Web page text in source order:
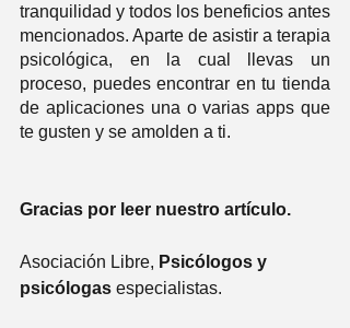
tranquilidad y todos los beneficios antes
mencionados. Aparte de asistir a terapia
psicológica, en la cual llevas un
proceso, puedes encontrar en tu tienda
de aplicaciones una o varias apps que
te gusten y se amolden a ti.
Gracias por leer nuestro artículo.
Asociación Libre, Psicólogos y
psicólogas especialistas.